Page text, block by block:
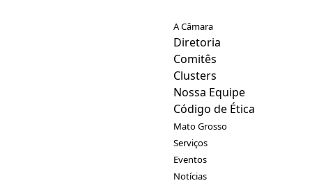
A Câmara
Diretoria
Comitês
Clusters
Nossa Equipe
Código de Ética
Mato Grosso
Serviços
Eventos
Notícias